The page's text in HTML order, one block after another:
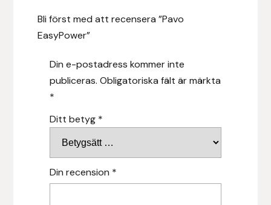
Bli först med att recensera ”Pavo
EasyPower”
Din e-postadress kommer inte
publiceras. Obligatoriska fält är märkta
*
Ditt betyg *
Din recension *
Stina Helmersson Bokförlag
Tear-Aid
Tidningen Ridsport Island
TöltSaga